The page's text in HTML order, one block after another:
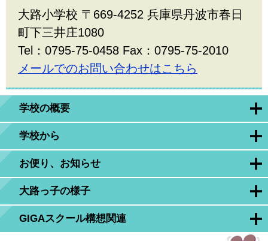
学校の概要
学校から
お便り、お知らせ
大路っ子の様子
GIGAスクール構想関連
大路小学校 〒669-4252 兵庫県丹波市春日
町下三井庄1080
Tel：0795-75-0458 Fax：0795-75-2010
メールでのお問い合わせはこちら